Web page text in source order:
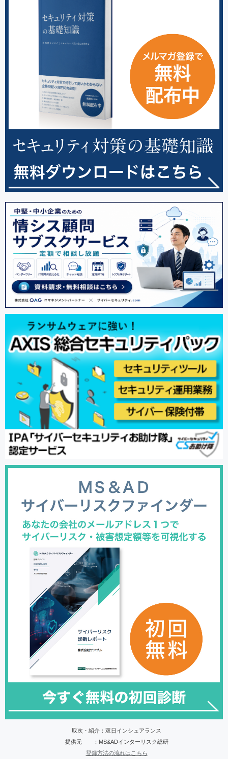
取次・紹介：双日インシュアランス
提供元 ：MS&ADインターリスク総研
登録方法の流れはこちら